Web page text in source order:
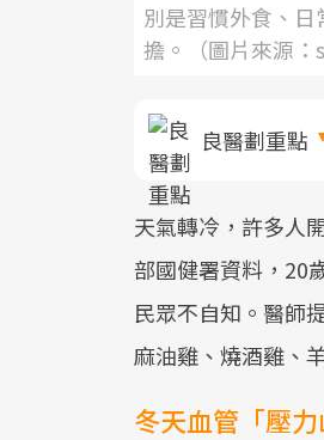
別是習慣外食、
擔。（圖片來源：
良醫劃重點
天氣轉冷，許多人
部國健署資料，20
民眾不自知。醫師
麻油雞、燒酒雞、
冬天血管「壓